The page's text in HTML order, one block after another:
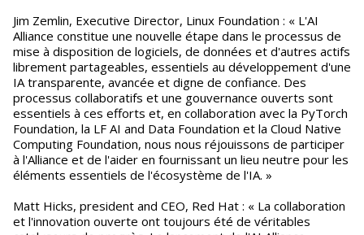
Jim Zemlin, Executive Director, Linux Foundation : « L'AI
Alliance constitue une nouvelle étape dans le processus de
mise à disposition de logiciels, de données et d'autres actifs
librement partageables, essentiels au développement d'une
IA transparente, avancée et digne de confiance. Des
processus collaboratifs et une gouvernance ouverts sont
essentiels à ces efforts et, en collaboration avec la PyTorch
Foundation, la LF AI and Data Foundation et la Cloud Native
Computing Foundation, nous nous réjouissons de participer
à l'Alliance et de l'aider en fournissant un lieu neutre pour les
éléments essentiels de l'écosystème de l'IA. »
Matt Hicks, president and CEO, Red Hat : « La collaboration
et l'innovation ouverte ont toujours été de véritables